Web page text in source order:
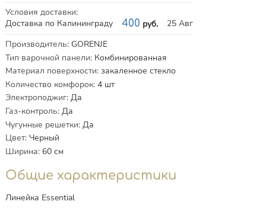
Условия доставки:
Доставка по Калининграду
400 руб.
25 Авг
Характеристики
Производитель: GORENJE
Тип варочной панели: Комбинированная
Материал поверхности: закаленное стекло
Количество комфорок: 4 шт
Электроподжиг: Да
Газ-контроль: Да
Чугунные решетки: Да
Цвет: Черный
Ширина: 60 см
Общие характеристики
Линейка Essential